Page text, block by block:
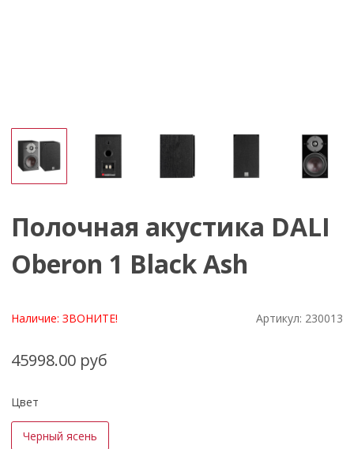
Полочная акустика DALI
Oberon 1 Black Ash
Наличие:ЗВОНИТЕ! Артикул: 230013
45998.00 руб
Цвет
Черный ясень